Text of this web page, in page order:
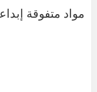
مواد متفوقة